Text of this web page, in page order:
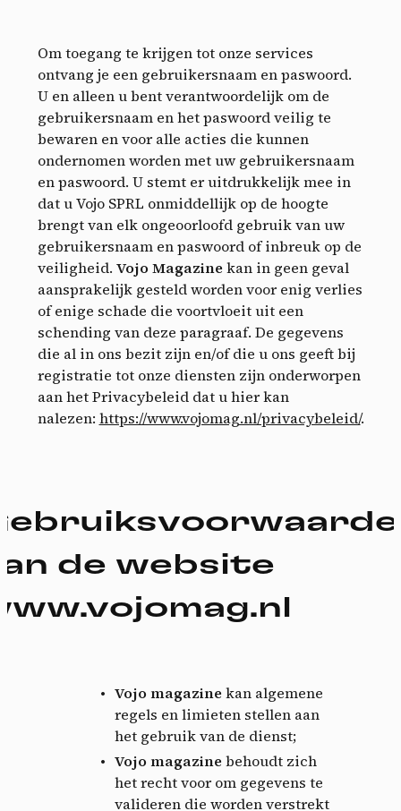
Om toegang te krijgen tot onze services
ontvang je een gebruikersnaam en paswoord.
U en alleen u bent verantwoordelijk om de
gebruikersnaam en het paswoord veilig te
bewaren en voor alle acties die kunnen
ondernomen worden met uw gebruikersnaam
en paswoord. U stemt er uitdrukkelijk mee in
dat u Vojo SPRL onmiddellijk op de hoogte
brengt van elk ongeoorloofd gebruik van uw
gebruikersnaam en paswoord of inbreuk op de
veiligheid. Vojo Magazine kan in geen geval
aansprakelijk gesteld worden voor enig verlies
of enige schade die voortvloeit uit een
schending van deze paragraaf. De gegevens
die al in ons bezit zijn en/of die u ons geeft bij
registratie tot onze diensten zijn onderworpen
aan het Privacybeleid dat u hier kan
nalezen: https://www.vojomag.nl/privacybeleid/.
de website
Vojo magazine kan algemene
regels en limieten stellen aan
het gebruik van de dienst;
Vojo magazine behoudt zich
het recht voor om gegevens te
valideren die worden verstrekt
Cookies management
panel
By allowing these third party services, you accept their
cookies and the use of tracking technologies necessary for
Deny all cookies